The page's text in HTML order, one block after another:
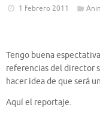
1 febrero 2011
Tengo buena
referencias del director
hacer idea de que será
Aquí el reportaje.